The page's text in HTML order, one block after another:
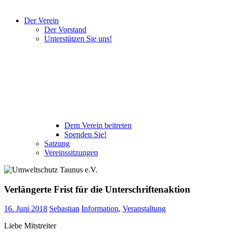
Der Verein
Der Vorstand
Unterstützen Sie uns!
Dem Verein beitreten
Spenden Sie!
Satzung
Vereinssitzungen
Verlängerte Frist für die Unterschriftenaktion
16. Juni 2018 Sebastian Information, Veranstaltung
Liebe Mitstreiter